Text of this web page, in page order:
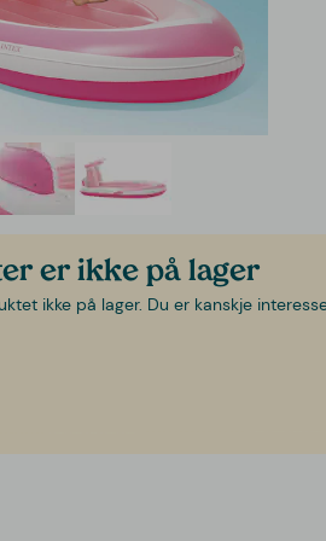
er ikke på lager
ikke på lager. Du er kanskje